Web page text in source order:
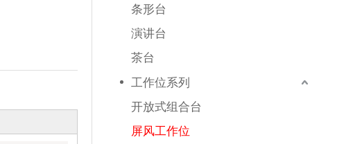
条形台
演讲台
茶台
工作位系列
开放式组合台
屏风工作位